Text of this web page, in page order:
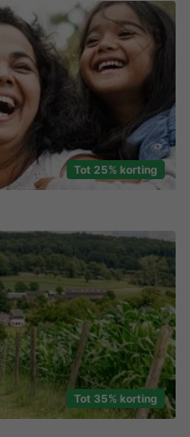
Tot 25% korting
Tot 35% korting